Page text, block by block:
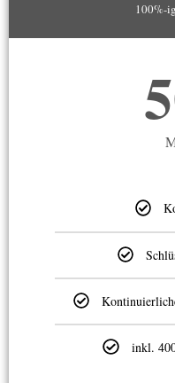
100%-
inkl.